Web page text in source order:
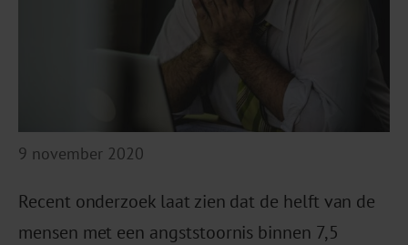
9 november 2020
Recent onderzoek laat zien dat de helft van de
mensen met een angststoornis binnen 7,5